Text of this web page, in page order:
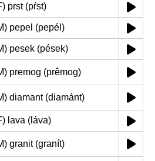
prst (pŕst)
pepel (pepél)
pesek (pések)
premog (prêmog)
diamant (diamánt)
lava (láva)
granit (granít)